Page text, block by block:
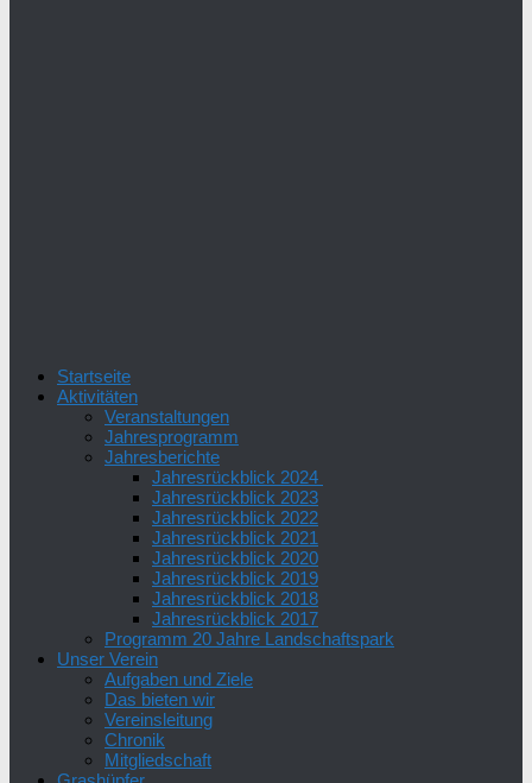
Startseite
Aktivitäten
Veranstaltungen
Jahresprogramm
Jahresberichte
Jahresrückblick 2024
Jahresrückblick 2023
Jahresrückblick 2022
Jahresrückblick 2021
Jahresrückblick 2020
Jahresrückblick 2019
Jahresrückblick 2018
Jahresrückblick 2017
Programm 20 Jahre Landschaftspark
Unser Verein
Aufgaben und Ziele
Das bieten wir
Vereinsleitung
Chronik
Mitgliedschaft